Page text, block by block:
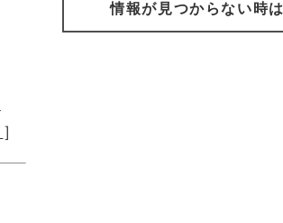
］
情報が見つからない時は